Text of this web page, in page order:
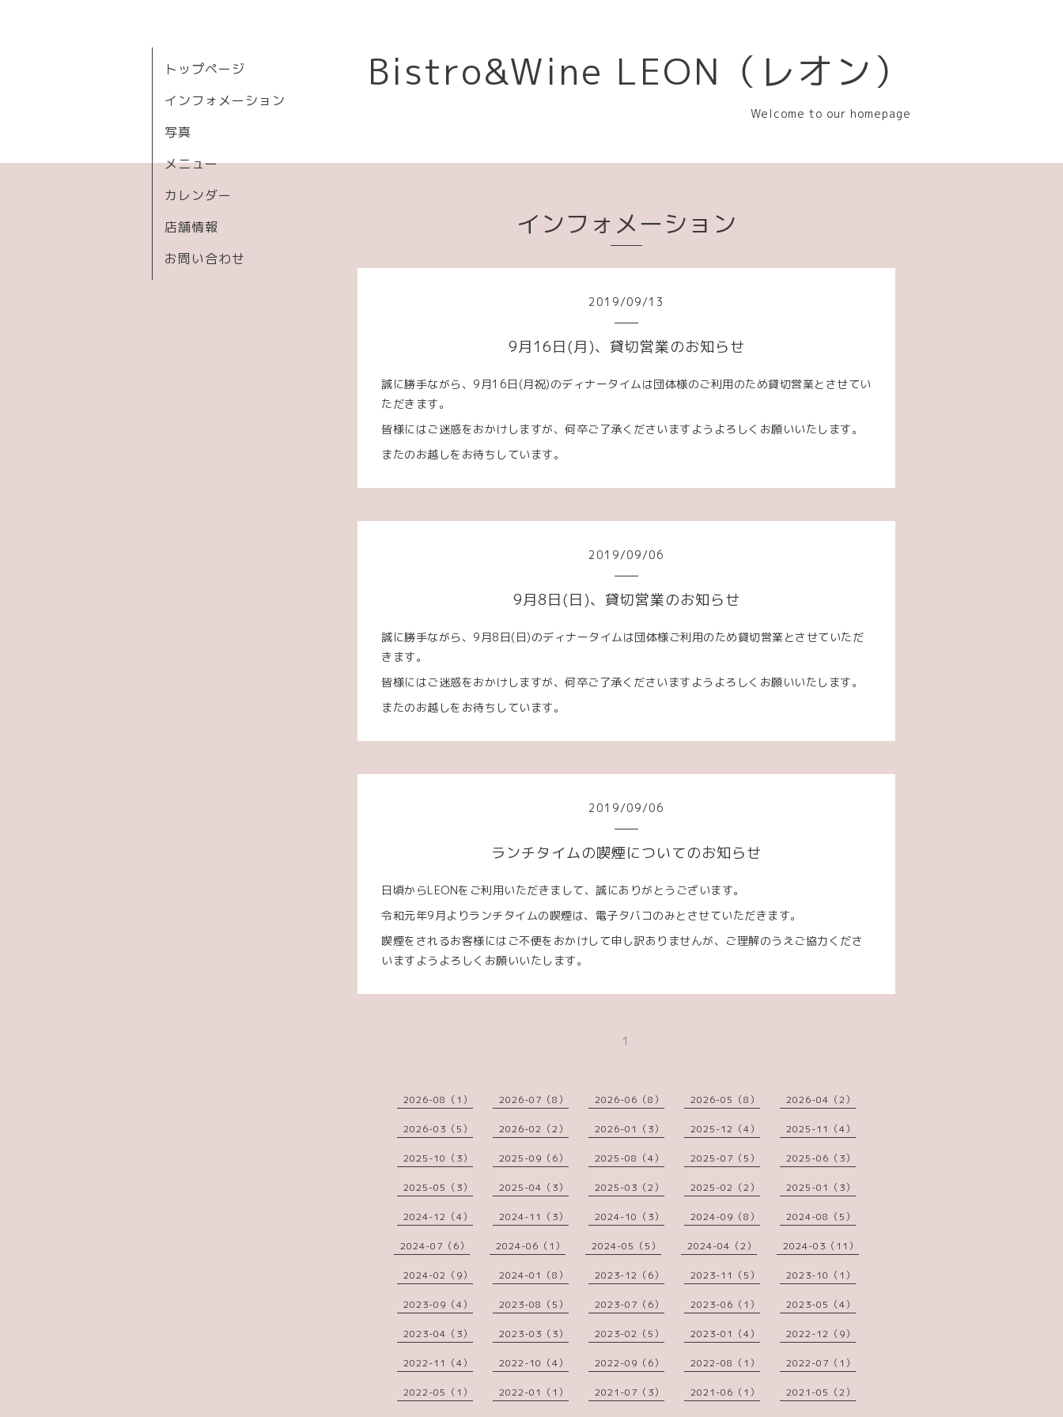
Bistro&Wine LEON（レオン）
Welcome to our homepage
トップページ
インフォメーション
写真
メニュー
カレンダー
店舗情報
お問い合わせ
インフォメーション
2019/09/13
9月16日(月)、貸切営業のお知らせ
誠に勝手ながら、9月16日(月祝)のディナータイムは団体様のご利用のため貸切営業とさせてい
ただきます。
皆様にはご迷惑をおかけしますが、何卒ご了承くださいますようよろしくお願いいたします。
またのお越しをお待ちしています。
2019/09/06
9月8日(日)、貸切営業のお知らせ
誠に勝手ながら、9月8日(日)のディナータイムは団体様ご利用のため貸切営業とさせていただ
きます。
皆様にはご迷惑をおかけしますが、何卒ご了承くださいますようよろしくお願いいたします。
またのお越しをお待ちしています。
2019/09/06
ランチタイムの喫煙についてのお知らせ
日頃からLEONをご利用いただきまして、誠にありがとうございます。
令和元年9月よりランチタイムの喫煙は、電子タバコのみとさせていただきます。
喫煙をされるお客様にはご不便をおかけして申し訳ありませんが、ご理解のうえご協力くださ
いますようよろしくお願いいたします。
1
2026-08（1） 2026-07（8） 2026-06（8） 2026-05（8） 2026-04（2）
2026-03（5） 2026-02（2） 2026-01（3） 2025-12（4） 2025-11（4）
2025-10（3） 2025-09（6） 2025-08（4） 2025-07（5） 2025-06（3）
2025-05（3） 2025-04（3） 2025-03（2） 2025-02（2） 2025-01（3）
2024-12（4） 2024-11（3） 2024-10（3） 2024-09（8） 2024-08（5）
2024-07（6） 2024-06（1） 2024-05（5） 2024-04（2） 2024-03（11）
2024-02（9） 2024-01（8） 2023-12（6） 2023-11（5） 2023-10（1）
2023-09（4） 2023-08（5） 2023-07（6） 2023-06（1） 2023-05（4）
2023-04（3） 2023-03（3） 2023-02（5） 2023-01（4） 2022-12（9）
2022-11（4） 2022-10（4） 2022-09（6） 2022-08（1） 2022-07（1）
2022-05（1） 2022-01（1） 2021-07（3） 2021-06（1） 2021-05（2）